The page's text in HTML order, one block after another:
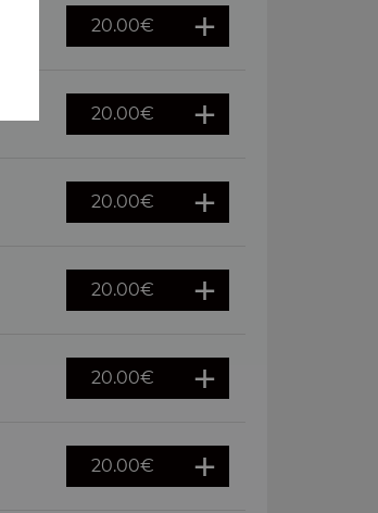
20.00€
20.00€
20.00€
20.00€
20.00€
20.00€